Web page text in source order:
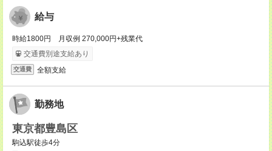
給与
時給1800円 月収例 270,000円+残業代
交通費別途支給あり
交通費 全額支給
勤務地
東京都豊島区
駒込駅徒歩4分